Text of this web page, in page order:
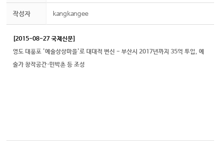
작성자 kangkangee
[2015-08-27 국제신문]
영도 대풍포 '예술상상마을'로 대대적 변신 - 부산시 2017년까지 35억 투입, 예
술가 창작공간·민박촌 등 조성